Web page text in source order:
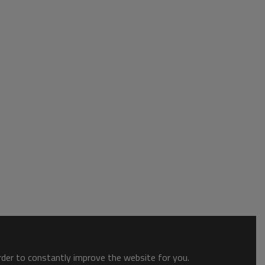
to constantly improve the website for you.